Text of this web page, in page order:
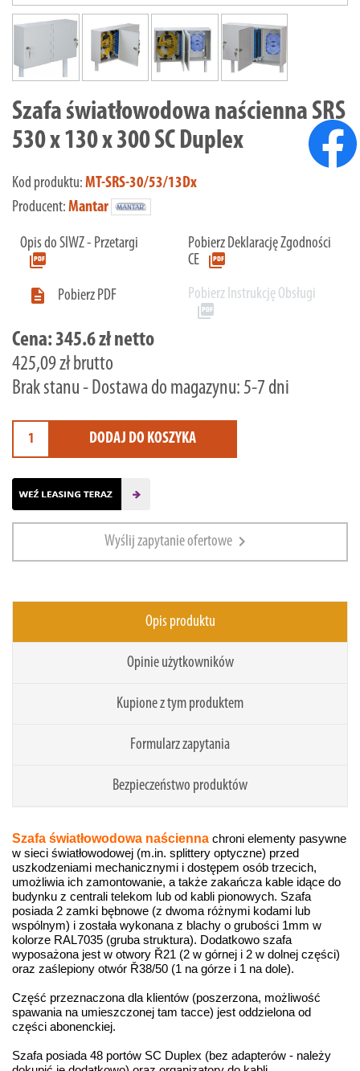
Szafa światłowodowa naścienna SRS
530 x 130 x 300 SC Duplex
Kod produktu: MT-SRS-30/53/13Dx
Producent: Mantar
Opis do SIWZ - Przetargi
picture_as_pdf
Pobierz Deklarację Zgodności
CE picture_as_pdf

Pobierz PDF Pobierz Instrukcję Obsługi
picture_as_pdf
Cena:345.6 zł netto
425,09 zł brutto
Brak stanu - Dostawa do magazynu: 5-7 dni
DODAJ DO KOSZYKA
Wyślij zapytanie ofertowe chevron_right
Opis produktu
Opinie użytkowników
Kupione z tym produktem
Formularz zapytania
Bezpieczeństwo produktów
Szafa światłowodowa naścienna chroni elementy pasywne
w sieci światłowodowej (m.in. splittery optyczne) przed
uszkodzeniami mechanicznymi i dostępem osób trzecich,
umożliwia ich zamontowanie, a także zakańcza kable idące do
budynku z centrali telekom lub od kabli pionowych. Szafa
posiada 2 zamki bębnowe (z dwoma różnymi kodami lub
wspólnym) i została wykonana z blachy o grubości 1mm w
kolorze RAL7035 (gruba struktura). Dodatkowo szafa
wyposażona jest w otwory Ř21 (2 w górnej i 2 w dolnej części)
oraz zaślepiony otwór Ř38/50 (1 na górze i 1 na dole).
Część przeznaczona dla klientów (poszerzona, możliwość
spawania na umieszczonej tam tacce) jest oddzielona od
części abonenckiej.
Szafa posiada 48 portów SC Duplex (bez adapterów - należy